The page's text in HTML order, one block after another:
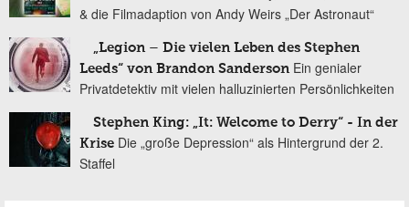
& die Filmadaption von Andy Weirs „Der Astronaut“
„Legion – Die vielen Leben des Stephen
Leeds“ von Brandon Sanderson Ein genialer
Privatdetektiv mit vielen halluzinierten Persönlichkeiten
Stephen King: „It: Welcome to Derry“ - In der
Krise Die „große Depression“ als Hintergrund der 2.
Staffel